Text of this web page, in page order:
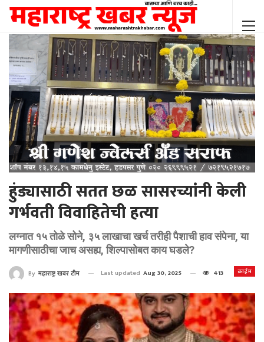
हुंड्यासाठी सतत छळ सासरच्यांनी केली
गर्भवती विवाहितेची हत्या
लग्नात १५ तोळे सोने, ३५ लाखाचा खर्च तरीही पैशाची हाव संपेना, या
मागणीसाठीचा जाच असह्य, शिल्पासोबत काय घडले?
क्राईम
By महाराष्ट्र खबर टीम Last updated Aug 30, 2025 413